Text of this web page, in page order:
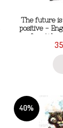
The future
positive -
framtiden
40%